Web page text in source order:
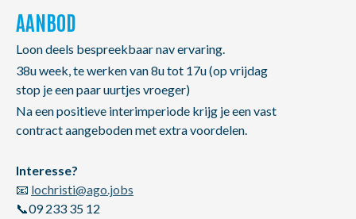
AANBOD
Loon deels bespreekbaar nav ervaring.
38u week, te werken van 8u tot 17u (op vrijdag
stop je een paar uurtjes vroeger)
Na een positieve interimperiode krijg je een vast
contract aangeboden met extra voordelen.
Interesse?
📧 lochristi@ago.jobs
📞09 233 35 12